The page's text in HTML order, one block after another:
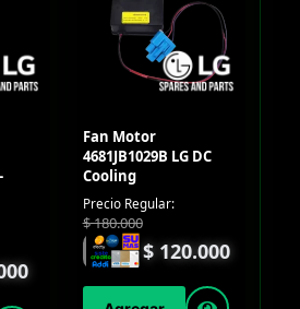
Fan Motor
4681JB1029B LG DC
Cooling
Precio Regular:
$180.000
$ 120.000